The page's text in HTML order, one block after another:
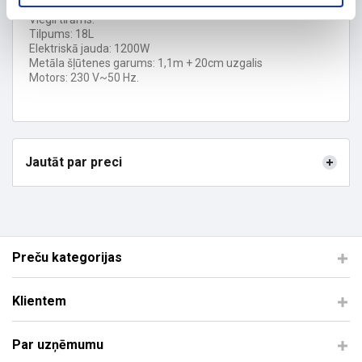
u.c.). Pelni tiek savākti pelnu spaiņa konteinerā, tilpums 18L.
Viegli tīrāms.
Tilpums: 18L
Elektriskā jauda: 1200W
Metāla šļūtenes garums: 1,1m + 20cm uzgalis
Motors: 230 V~50 Hz.
Jautāt par preci
Preču kategorijas
Klientem
Par uzņēmumu